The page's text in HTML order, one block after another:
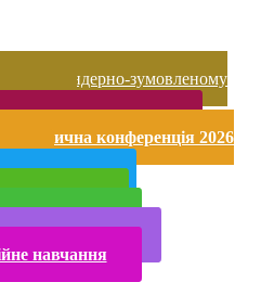
та гендерно-зумовленому
конференція 2026
навчання